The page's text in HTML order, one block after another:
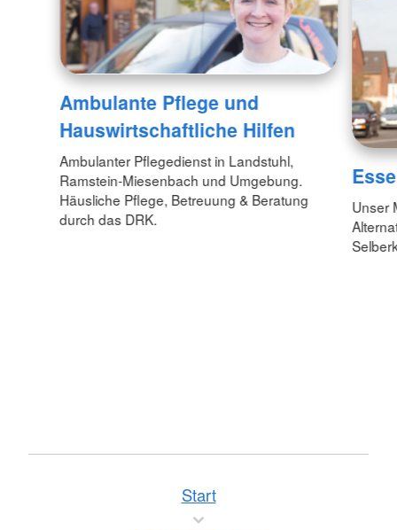
Ambulante Pflege und
Hauswirtschaftliche Hilfen
Ambulanter Pflegedienst in Landstuhl,
Ramstein-Miesenbach und Umgebung.
Häusliche Pflege, Betreuung & Beratung
durch das DRK.
Unser
Start